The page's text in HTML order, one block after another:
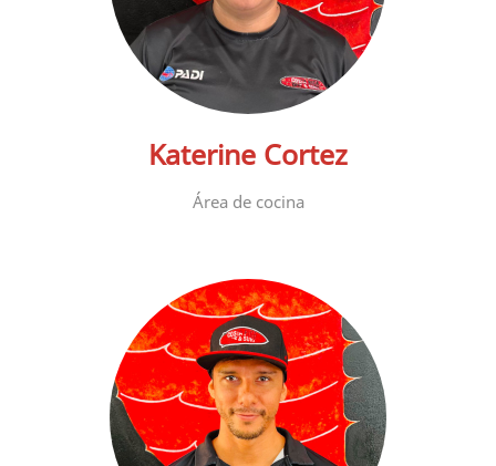
Katerine Cortez
Área de cocina